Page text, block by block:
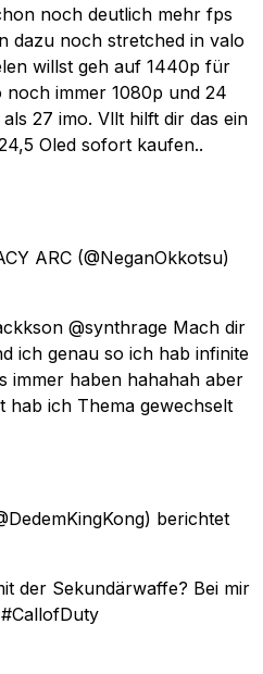
noch deutlich mehr fps
dazu noch stretched in valo
willst geh auf 1440p für
noch immer 1080p und 24
27 imo. Vllt hilft dir das ein
Oled sofort kaufen..
ARC (@NeganOkkotsu)
@synthrage Mach dir
ich genau so ich hab infinite
immer haben hahahah aber
hab ich Thema gewechselt
berichtet
der Sekundärwaffe? Bei mir